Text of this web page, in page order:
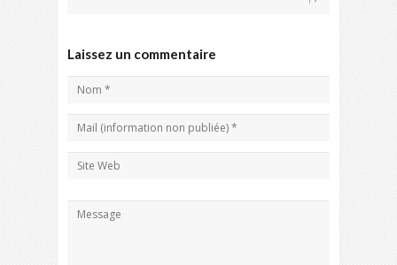
Laissez un commentaire